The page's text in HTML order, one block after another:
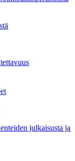
julkaisusta ja